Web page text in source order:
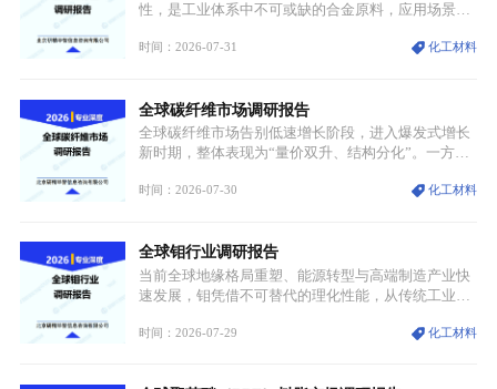
性，是工业体系中不可或缺的合金原料，应用场景横
用价值难以被替代。依托理化优势，镍被全球主要经
型为新能源核心战略矿产，全球产业形成“印尼掌控
资源与产能、中国主导消费与技术、工艺向低碳湿法
迭代、再生镍加速补位”的全新格局。
时间：2026-07-31 化工材料
全球碳纤维市场调研报告
全球碳纤维市场告别低速增长阶段，进入爆发式增长
新时期，整体表现为“量价双升、结构分化”。一方面
持续扩张；另一方面产品、需求、应用场景呈现明显
体规模扩张，高附加值领域与规模化工业应用形成两
大独立增长体系。
时间：2026-07-30 化工材料
全球钼行业调研报告
当前全球地缘格局重塑、能源转型与高端制造产业快
速发展，钼凭借不可替代的理化性能，从传统工业金
需格局重构、价值体系重估的新阶段。钼是典型难熔
时间：2026-07-29 化工材料